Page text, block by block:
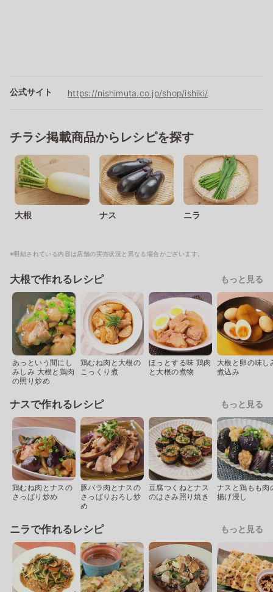
公式サイト https://nishimuta.co.jp/shop/ishiki/
チラシ掲載商品からレシピを探す
大根 ナス ニラ
※明細されている内容は店舗の実売状況と異なる場合がございます。
大根で作れるレシピ もっと見る
あっという間にし
みしみ 大根と鶏肉
の照り炒め
鶏むね肉と大根の
こっくり煮
ほっとする味 鶏肉
と大根の煮物
大根と卵の味し
煮込み
ナスで作れるレシピ もっと見る
鶏むね肉とナスの
さっぱり炒め
豚バラ肉とナスの
さっぱりおろし炒
め
豆腐つくねとナス
のはさみ照り焼き
ナスと鶏もも肉
揚げ浸し
ニラで作れるレシピ もっと見る